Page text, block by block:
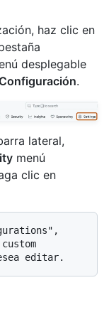
haz clic en
desplegable
Configuración.
lateral,
menú
clic en